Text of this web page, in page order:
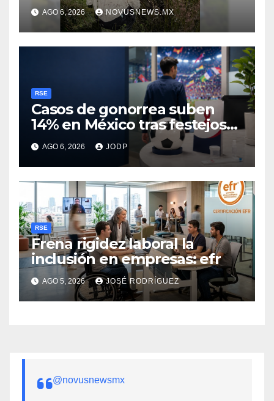
Guadalupe
AGO 6, 2026 NOVUSNEWS.MX
RSE
Casos de gonorrea suben
14% en México tras festejos
futboleros: Fundación MSI
AGO 6, 2026 JODP
RSE
Frena rigidez laboral la
inclusión en empresas: efr
AGO 5, 2026 JOSÉ RODRÍGUEZ
@novusnewsmx